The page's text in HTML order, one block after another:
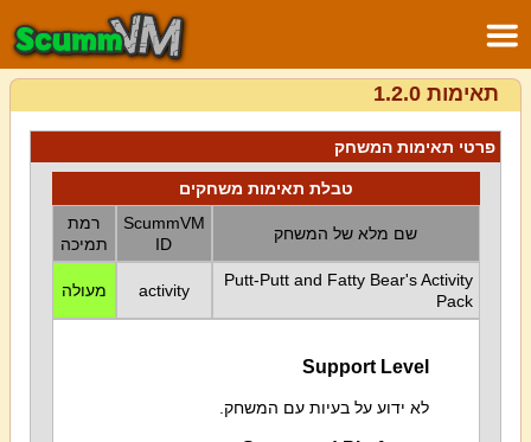
תאימות 1.2.0
פרטי תאימות המשחק
טבלת תאימות משחקים
שם מלא של המשחק
ScummVM
ID
רמת
תמיכה
Putt-Putt and Fatty Bear's Activity
Pack
activity מעולה
Support Level
לא ידוע על בעיות עם המשחק.